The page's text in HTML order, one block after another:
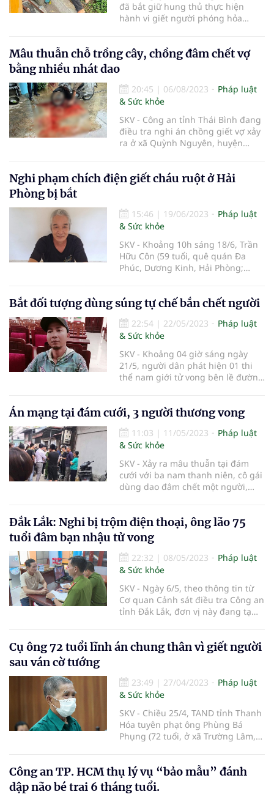
đã bắt giữ hung thủ thực hiện
hành vi giết người phóng hỏa
Mâu thuẫn chỗ trồng cây, chồng đâm chết vợ
bằng nhiều nhát dao
20:45 | 06/08/2023
Pháp luật
& Sức khỏe
SKV - Công an tỉnh Thái Bình đang
điều tra nghi án chồng giết vợ xảy
ra ở xã Quỳnh Nguyên, huyện
Nghi phạm chích điện giết cháu ruột ở Hải
Phòng bị bắt
15:46 | 19/06/2023
Pháp luật
& Sức khỏe
SKV - Khoảng 10h sáng 18/6, Trần
Hữu Côn (59 tuổi, quê quán Đa
Phúc, Dương Kinh, Hải Phòng;
Thắng (Tiên Lãng, Hải Phòng).
Bắt đối tượng dùng súng tự chế bắn chết người
22:54 | 22/05/2023
Pháp luật
& Sức khỏe
SKV - Khoảng 04 giờ sáng ngày
21/5, người dân phát hiện 01 thi
thể nam giới tử vong bên lề đường
Án mạng tại đám cưới, 3 người thương vong
11:03 | 11/05/2023
Pháp luật
& Sức khỏe
SKV - Xảy ra mâu thuẫn tại đám
cưới với ba nam thanh niên, cô gái
dùng dao đâm chết một người,
Đắk Lắk: Nghi bị trộm điện thoại, ông lão 75
tuổi đâm bạn nhậu tử vong
22:32 | 08/05/2023
Pháp luật
& Sức khỏe
SKV - Ngày 6/5, theo thông tin từ
Cơ quan Cảnh sát điều tra Công an
tỉnh Đắk Lắk, đơn vị này đang tạm
Quảng Phú, huyện Cư M’gar, tỉnh
Cụ ông 72 tuổi lĩnh án chung thân vì giết người
sau ván cờ tướng
23:49 | 27/04/2023
Pháp luật
& Sức khỏe
SKV - Chiều 25/4, TAND tỉnh Thanh
Hóa tuyên phạt ông Phùng Bá
Phụng (72 tuổi, ở xã Trường Lâm,
Công an TP. HCM thụ lý vụ “bảo mẫu” đánh
dập não bé trai 6 tháng tuổi.